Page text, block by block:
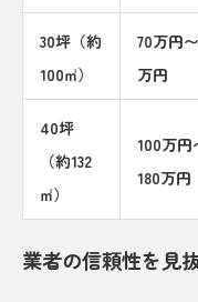
30坪（約
100㎡）
70万円
万円
40坪
（約132
㎡）
100万円
180万円
業者の信頼性を見